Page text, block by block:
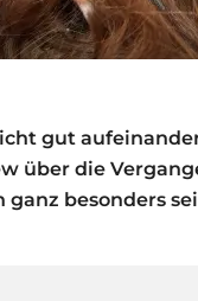
gut
über die
besonders